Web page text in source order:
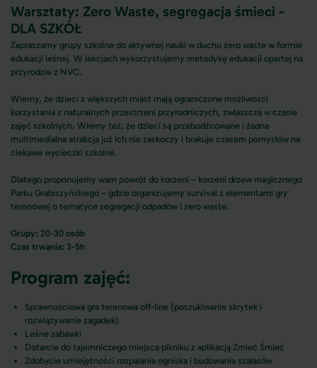
Warsztaty: Zero Waste, segregacja śmieci -
DLA SZKÓŁ
Zapraszamy grupy szkolne do aktywnej nauki w duchu zero waste w formie
edukacji leśnej. W lekcjach wykorzystujemy metodykę edukacji opartej na
przyrodzie z NVC.
Wiemy, że dzieci z większych miast mają ograniczone możliwości
korzystania z naturalnych przestrzeni przyrodniczych, zwłaszcza w czasie
zajęć szkolnych. Wiemy też, że dzieci są przebodźcowane i żadna
multimedialna atrakcja już ich nie zaskoczy i brakuje czasem pomysłów na
ciekawe wycieczki szkolne.
Dlatego proponujemy wam powrót do korzeni – korzeni drzew magicznego
Parku Grabiszyńskiego – gdzie organizujemy survival z elementami gry
terenowej o tematyce segregacji odpadów i zero waste.
Grupy: 20-30 osób
Czas trwania: 3-5h
Program zajęć:
Sprawnościowa gra terenowa off-line (poszukiwanie skrytek i
rozwiązywanie zagadek)
Leśne zabawki
Dotarcie do tajemniczego miejsca pikniku z aplikacją Zmieć Śmieć
Zdobycie umiejętności rozpalania ogniska i budowania szałasów